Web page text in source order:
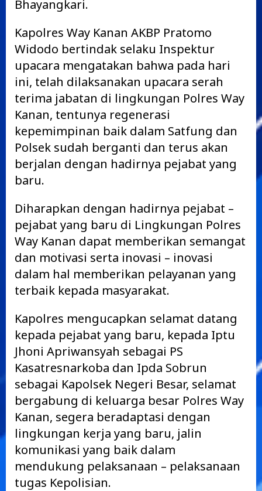
Bhayangkari.
Kapolres Way Kanan AKBP Pratomo
Widodo bertindak selaku Inspektur
upacara mengatakan bahwa pada hari
ini, telah dilaksanakan upacara serah
terima jabatan di lingkungan Polres Way
Kanan, tentunya regenerasi
kepemimpinan baik dalam Satfung dan
Polsek sudah berganti dan terus akan
berjalan dengan hadirnya pejabat yang
baru.
Diharapkan dengan hadirnya pejabat –
pejabat yang baru di Lingkungan Polres
Way Kanan dapat memberikan semangat
dan motivasi serta inovasi – inovasi
dalam hal memberikan pelayanan yang
terbaik kepada masyarakat.
Kapolres mengucapkan selamat datang
kepada pejabat yang baru, kepada Iptu
Jhoni Apriwansyah sebagai PS
Kasatresnarkoba dan Ipda Sobrun
sebagai Kapolsek Negeri Besar, selamat
bergabung di keluarga besar Polres Way
Kanan, segera beradaptasi dengan
lingkungan kerja yang baru, jalin
komunikasi yang baik dalam
mendukung pelaksanaan – pelaksanaan
tugas Kepolisian.